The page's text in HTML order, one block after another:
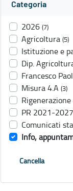
Categoria
2026 (7)
Agricoltura (5)
Istituzione e
Dip.
Francesco
Misura 4.A (3)
PR 2021-2027
Comunicati
Info,
Cancella